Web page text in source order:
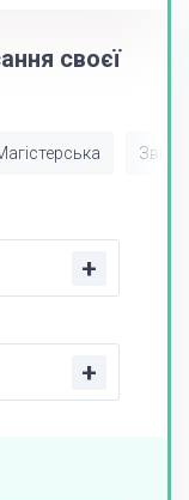
своєї
Звіт
+
+